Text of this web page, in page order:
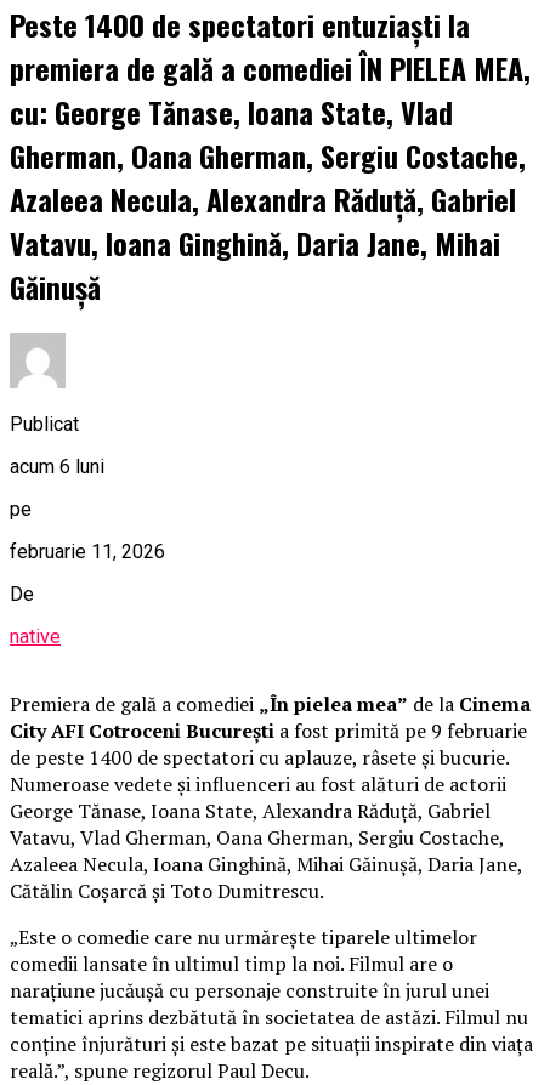
Peste 1400 de spectatori entuziaști la
premiera de gală a comediei ÎN PIELEA MEA,
cu: George Tănase, Ioana State, Vlad
Gherman, Oana Gherman, Sergiu Costache,
Azaleea Necula, Alexandra Răduță, Gabriel
Vatavu, Ioana Ginghină, Daria Jane, Mihai
Găinușă
Publicat
acum 6 luni
pe
februarie 11, 2026
De
native
Premiera de gală a comediei „În pielea mea” de la Cinema
City AFI Cotroceni București a fost primită pe 9 februarie
de peste 1400 de spectatori cu aplauze, râsete și bucurie.
Numeroase vedete și influenceri au fost alături de actorii
George Tănase, Ioana State, Alexandra Răduță, Gabriel
Vatavu, Vlad Gherman, Oana Gherman, Sergiu Costache,
Azaleea Necula, Ioana Ginghină, Mihai Găinușă, Daria Jane,
Cătălin Coșarcă și Toto Dumitrescu.
„Este o comedie care nu urmărește tiparele ultimelor
comedii lansate în ultimul timp la noi. Filmul are o
narațiune jucăușă cu personaje construite în jurul unei
tematici aprins dezbătută în societatea de astăzi. Filmul nu
conține înjurături și este bazat pe situații inspirate din viața
reală.”, spune regizorul Paul Decu.